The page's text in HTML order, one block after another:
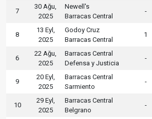
7
30 Ağu,
2025
Newell's
Barracas Central
-
8
13 Eyl,
2025
Godoy Cruz
Barracas Central
1
6
22 Ağu,
2025
Barracas Central
Defensa y Justicia
-
9
20 Eyl,
2025
Barracas Central
Sarmiento
-
10
29 Eyl,
2025
Barracas Central
Belgrano
-